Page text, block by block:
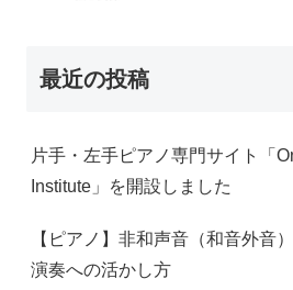
最近の投稿
片手・左手ピアノ専門サイト「
Institute」を開設しました
【ピアノ】非和声音（和音外音
演奏への活かし方